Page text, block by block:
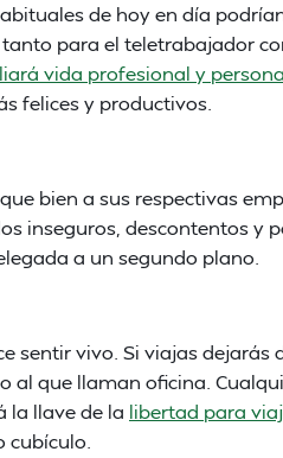
de hoy en día
para el teletrabajador
vida profesional y
felices y productivos.
bien a sus respectivas
inseguros, descontentos y
a un segundo plano.
sentir vivo. Si viajas
al que llaman oficina.
la llave de la libertad para
cubículo.